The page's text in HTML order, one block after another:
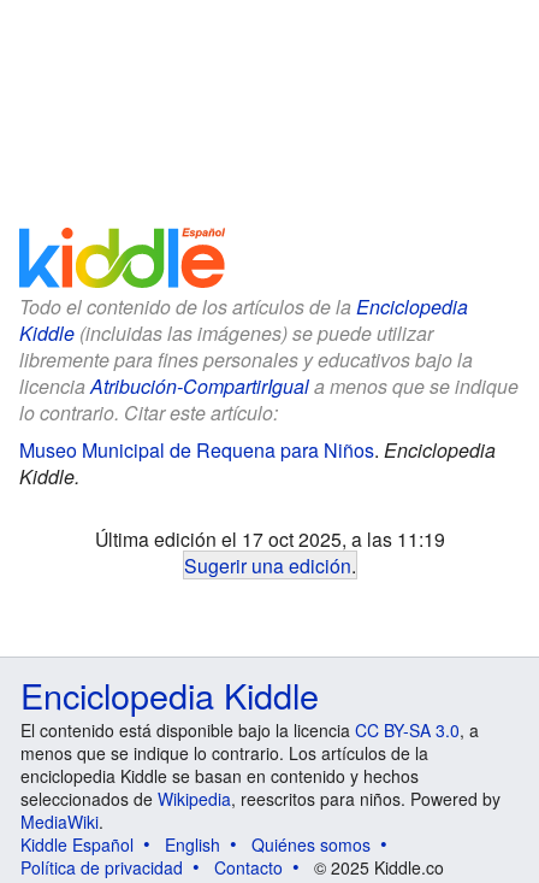
Todo el contenido de los artículos de la Enciclopedia
Kiddle (incluidas las imágenes) se puede utilizar
libremente para fines personales y educativos bajo la
licenciaAtribución-CompartirIguala menos que se indique
lo contrario. Citar este artículo:
Museo Municipal de Requena para Niños. Enciclopedia
Kiddle.
Última edición el 17 oct 2025, a las 11:19
Sugerir una edición.
Enciclopedia Kiddle
El contenido está disponible bajo la licencia CC BY-SA 3.0, a
menos que se indique lo contrario. Los artículos de la
enciclopedia Kiddle se basan en contenido y hechos
seleccionados de Wikipedia, reescritos para niños. Powered by
MediaWiki.
Kiddle Español
English
Quiénes somos
Política de privacidad
Contacto © 2025 Kiddle.co